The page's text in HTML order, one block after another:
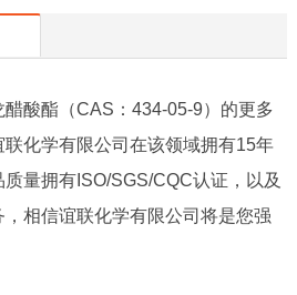
酸酯（CAS：434-05-9）的更多
化学有限公司在该领域拥有15年
质量拥有ISO/SGS/CQC认证，以及
相信谊联化学有限公司将是您强